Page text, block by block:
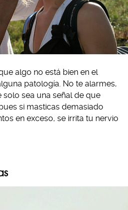
algo no está bien en el
patología. No te alarmes,
sea una señal de que
si masticas demasiado
en exceso, se irrita tu nervio